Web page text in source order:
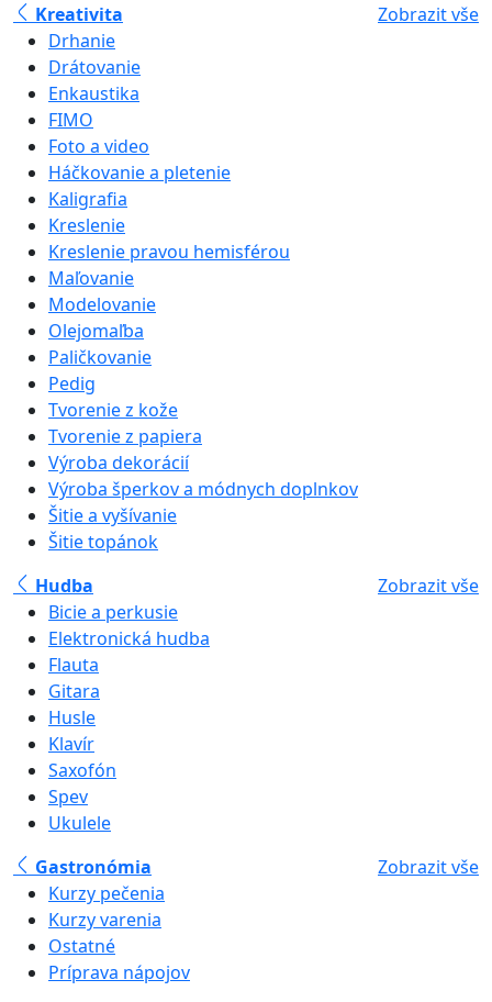
Kreativita
Zobrazit vše
Drhanie
Drátovanie
Enkaustika
FIMO
Foto a video
Háčkovanie a pletenie
Kaligrafia
Kreslenie
Kreslenie pravou hemisférou
Maľovanie
Modelovanie
Olejomaľba
Paličkovanie
Pedig
Tvorenie z kože
Tvorenie z papiera
Výroba dekorácií
Výroba šperkov a módnych doplnkov
Šitie a vyšívanie
Šitie topánok
Hudba
Zobrazit vše
Bicie a perkusie
Elektronická hudba
Flauta
Gitara
Husle
Klavír
Saxofón
Spev
Ukulele
Gastronómia
Zobrazit vše
Kurzy pečenia
Kurzy varenia
Ostatné
Príprava nápojov